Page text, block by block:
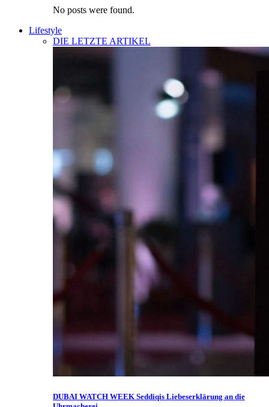
No posts were found.
Lifestyle
DIE LETZTE ARTIKEL
DUBAI WATCH WEEK Seddiqis Liebeserklärung an die